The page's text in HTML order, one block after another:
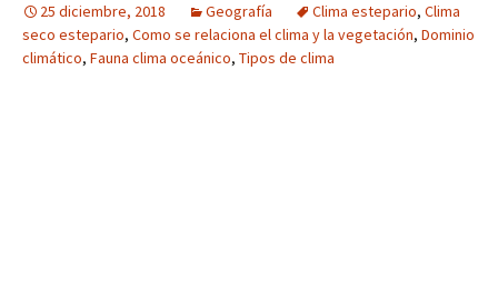
25 diciembre, 2018 Geografía Clima estepario, Clima
seco estepario, Como se relaciona el clima y la vegetación, Dominio
climático, Fauna clima oceánico, Tipos de clima